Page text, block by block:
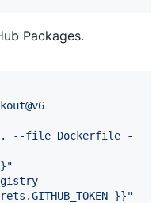
Packages.
. --file Dockerfile
-
}}"